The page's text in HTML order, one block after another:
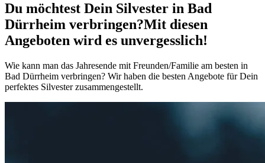
Du möchtest Dein Silvester in Bad
Dürrheim verbringen?Mit diesen
Angeboten wird es unvergesslich!
Wie kann man das Jahresende mit Freunden/Familie am besten in
Bad Dürrheim verbringen? Wir haben die besten Angebote für Dein
perfektes Silvester zusammengestellt.